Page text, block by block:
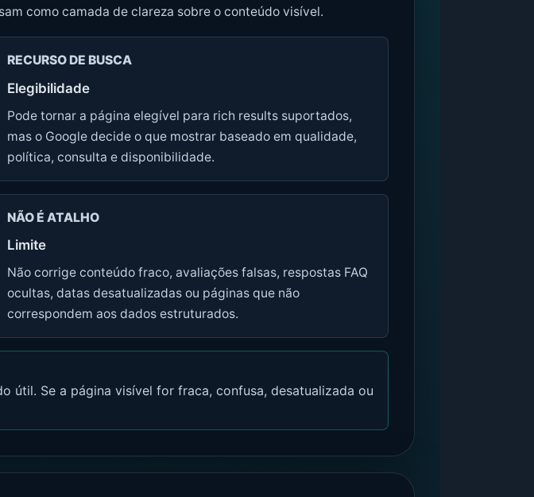
como camada de clareza sobre o conteúdo visível.
RECURSO DE BUSCA
Elegibilidade
Pode tornar a página elegível para rich results suportados,
mas o Google decide o que mostrar baseado em qualidade,
política, consulta e disponibilidade.
NÃO É ATALHO
Limite
Não corrige conteúdo fraco, avaliações falsas, respostas FAQ
ocultas, datas desatualizadas ou páginas que não
correspondem aos dados estruturados.
útil. Se a página visível for fraca, confusa, desatualizada ou